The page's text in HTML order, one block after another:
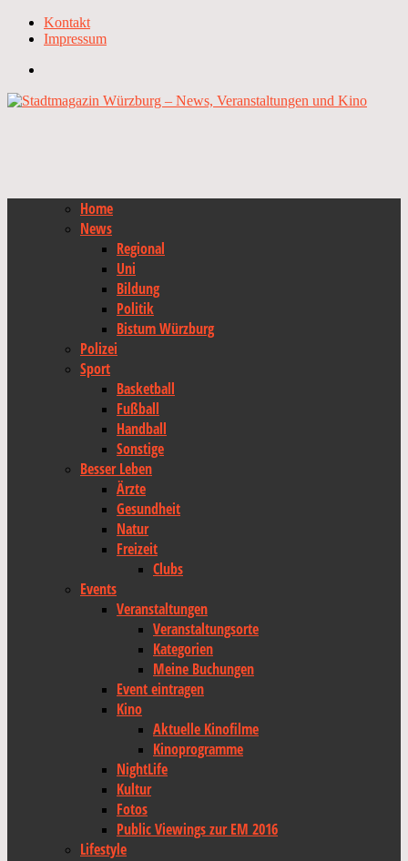
Kontakt
Impressum
Home
News
Regional
Uni
Bildung
Politik
Bistum Würzburg
Polizei
Sport
Basketball
Fußball
Handball
Sonstige
Besser Leben
Ärzte
Gesundheit
Natur
Freizeit
Clubs
Events
Veranstaltungen
Veranstaltungsorte
Kategorien
Meine Buchungen
Event eintragen
Kino
Aktuelle Kinofilme
Kinoprogramme
NightLife
Kultur
Fotos
Public Viewings zur EM 2016
Lifestyle